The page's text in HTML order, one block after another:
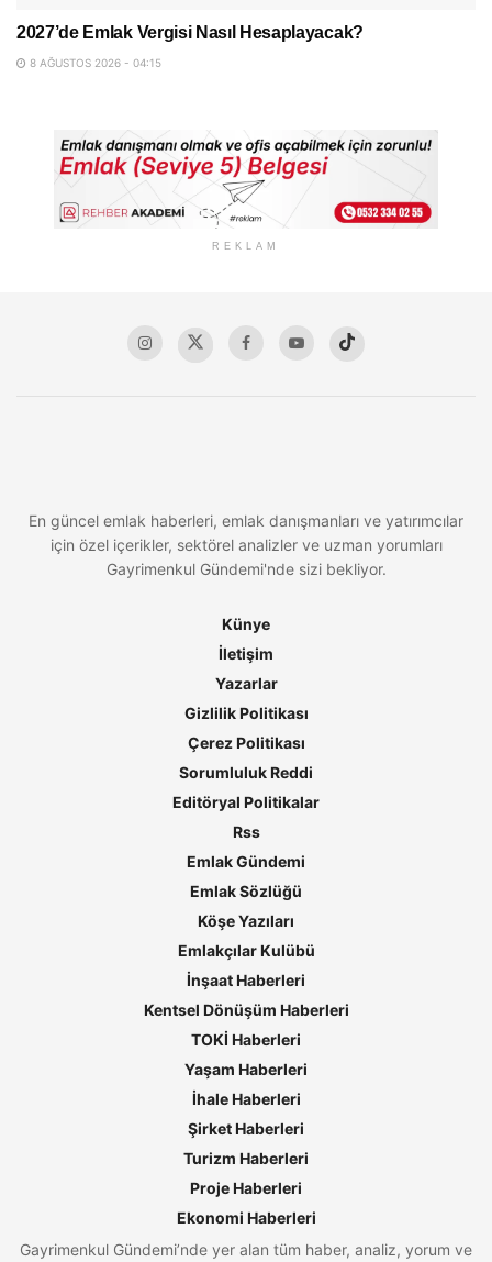
2027’de Emlak Vergisi Nasıl Hesaplayacak?
8 AĞUSTOS 2026 - 04:15
REKLAM
En güncel emlak haberleri, emlak danışmanları ve yatırımcılar
için özel içerikler, sektörel analizler ve uzman yorumları
Gayrimenkul Gündemi'nde sizi bekliyor.
Künye
İletişim
Yazarlar
Gizlilik Politikası
Çerez Politikası
Sorumluluk Reddi
Editöryal Politikalar
Rss
Emlak Gündemi
Emlak Sözlüğü
Köşe Yazıları
Emlakçılar Kulübü
İnşaat Haberleri
Kentsel Dönüşüm Haberleri
TOKİ Haberleri
Yaşam Haberleri
İhale Haberleri
Şirket Haberleri
Turizm Haberleri
Proje Haberleri
Ekonomi Haberleri
Gayrimenkul Gündemi’nde yer alan tüm haber, analiz, yorum ve